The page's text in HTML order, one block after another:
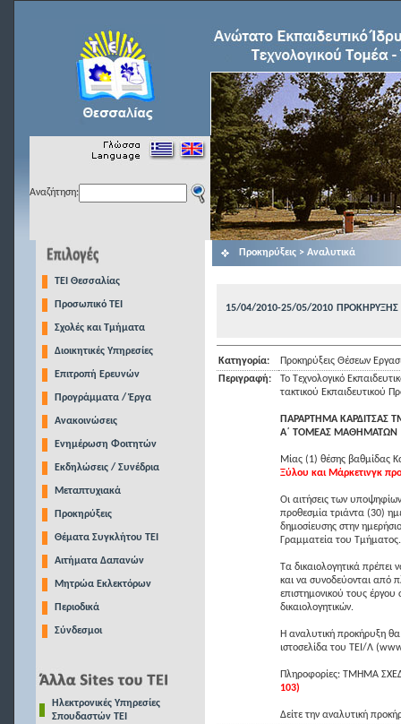
Αναζήτηση:
TEI Θεσσαλίας
Προσωπικό ΤΕΙ
Σχολές και Τμήματα
Διοικητικές Υπηρεσίες
Επιτροπή Ερευνών
Προγράμματα / Έργα
Ανακοινώσεις
Ενημέρωση Φοιτητών
Εκδηλώσεις / Συνέδρια
Μεταπτυχιακά
Προκηρύξεις
Θέματα Συγκλήτου ΤΕΙ
Αιτήματα Δαπανών
Μητρώα Εκλεκτόρων
Περιοδικά
Σύνδεσμοι
Ηλεκτρονικές Υπηρεσίες
Σπουδαστών ΤΕΙ
Προκηρύξεις > Αναλυτικά
15/04/2010-25/05/2010 ΠΡΟΚΗΡΥΞΗΣ
Κατηγορία:
Προκηρύξεις Θέσεων
Περιγραφή:
Το Τεχνολογικό
τακτικού Εκπαιδευτικού
ΠΑΡΑΡΤΗΜΑ ΚΑΡΔΙΤΣΑΣ
Α΄ ΤΟΜΕΑΣ ΜΑΘΗΜΑΤΩΝ
Μίας (1) θέσης βαθμίδας
Ξύλου και Μάρκετινγκ
Οι αιτήσεις των
προθεσμία τριάντα (30)
δημοσίευσης στην
Γραμματεία του Τμήματος.
Τα δικαιολογητικά πρέπει
και να συνοδεύονται από
επιστημονικού τους
δικαιολογητικών.
Η αναλυτική προκήρυξη
ιστοσελίδα του ΤΕΙ/Λ
Πληροφορίες: ΤΜΗΜΑ
103)
Δείτε την αναλυτική